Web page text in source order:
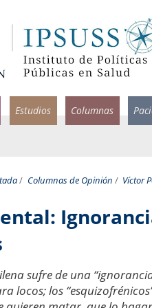
Estudios Columnas
/ Columnas de Opinión / Víctor
sufre de una
locos; los
Infectólogo y profesor
Medicina, Universidad
Usamos la palabra
una enfermedad